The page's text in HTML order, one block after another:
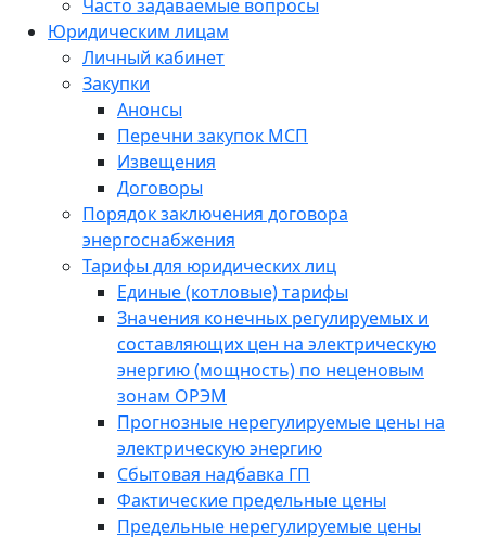
Часто задаваемые вопросы
Юридическим лицам
Личный кабинет
Закупки
Анонсы
Перечни закупок МСП
Извещения
Договоры
Порядок заключения договора
энергоснабжения
Тарифы для юридических лиц
Единые (котловые) тарифы
Значения конечных регулируемых и
составляющих цен на электрическую
энергию (мощность) по неценовым
зонам ОРЭМ
Прогнозные нерегулируемые цены на
электрическую энергию
Сбытовая надбавка ГП
Фактические предельные цены
Предельные нерегулируемые цены